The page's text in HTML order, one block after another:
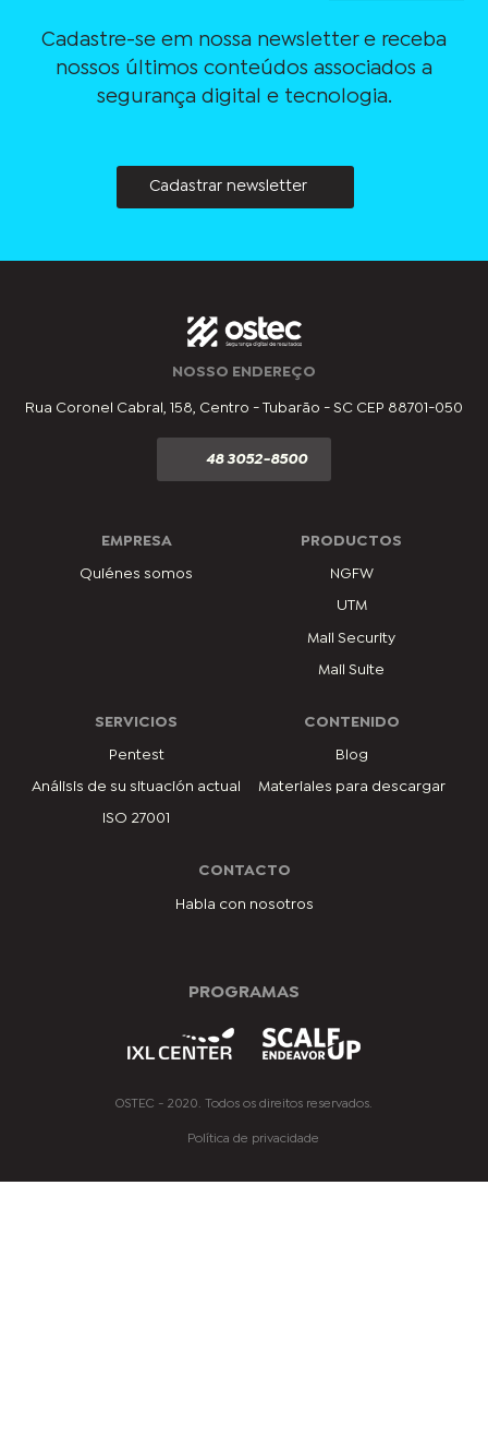
Cadastre-se em nossa newsletter e receba
nossos últimos conteúdos associados a
segurança digital e tecnologia.
Cadastrar newsletter
NOSSO ENDEREÇO
Rua Coronel Cabral, 158, Centro - Tubarão - SC CEP 88701-050
48 3052-8500
EMPRESA
Quiénes somos
PRODUCTOS
NGFW
UTM
Mail Security
Mail Suite
SERVICIOS
Pentest
Análisis de su situación actual
ISO 27001
CONTENIDO
Blog
Materiales para descargar
CONTACTO
Habla con nosotros
PROGRAMAS
OSTEC - 2020. Todos os direitos reservados.
Política de privacidade